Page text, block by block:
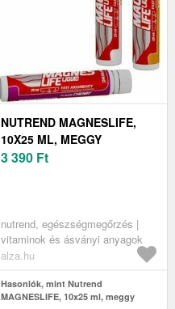
NUTREND MAGNESLIFE,
10X25 ML, MEGGY
3 390 Ft
nutrend, egészségmegőrzés |
vitaminok és ásványi anyagok
alza.hu
Hasonlók, mint Nutrend
MAGNESLIFE, 10x25 ml, meggy